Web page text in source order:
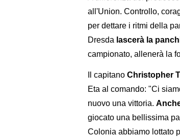
all'Union. Controllo,
per dettare i ritmi della
Dresda lascerà la
campionato, allenerà la
Il capitano Christopher
Eta al comando: "Ci
nuovo una vittoria.
giocato una bellissima
Colonia abbiamo lottato